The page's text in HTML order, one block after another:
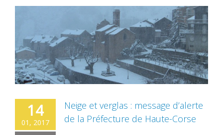
14
01, 2017
Neige et verglas : message d’alerte
de la Préfecture de Haute-Corse